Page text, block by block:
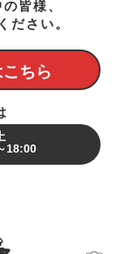
皆様、
ださい。
ちら
18:00